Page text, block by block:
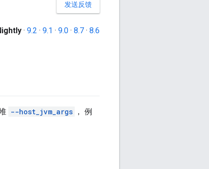
发送反馈
· 9.2 · 9.1 · 9.0 · 8.7 · 8.6
--host_jvm_args ， 例